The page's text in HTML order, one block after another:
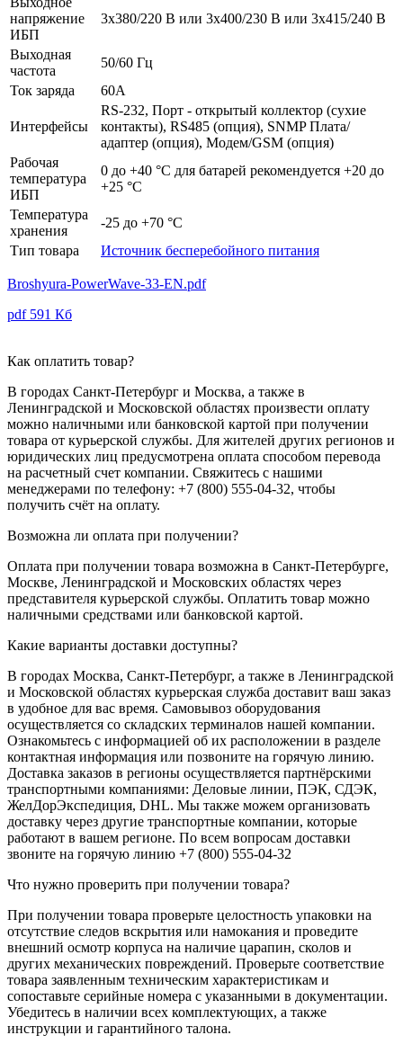
напряжение
ИБП
3x380/220 В или 3x400/230 В или 3x415/240 В
Выходная
частота
50/60 Гц
Ток заряда
60А
Интерфейсы
RS-232, Порт - открытый коллектор (сухие
контакты), RS485 (опция), SNMP Плата/
адаптер (опция), Модем/GSM (опция)
Рабочая
температура
ИБП
0 до +40 °С для батарей рекомендуется +20 до
+25 °С
Температура
хранения
-25 до +70 °С
Тип товара
Источник бесперебойного питания
Broshyura-PowerWave-33-EN.pdf
pdf 591 Кб
Как оплатить товар?
В городах Санкт-Петербург и Москва, а также в
Ленинградской и Московской областях произвести оплату
можно наличными или банковской картой при получении
товара от курьерской службы. Для жителей других регионов и
юридических лиц предусмотрена оплата способом перевода
на расчетный счет компании. Свяжитесь с нашими
менеджерами по телефону: +7 (800) 555-04-32, чтобы
получить счёт на оплату.
Возможна ли оплата при получении?
Оплата при получении товара возможна в Санкт-Петербурге,
Москве, Ленинградской и Московских областях через
представителя курьерской службы. Оплатить товар можно
наличными средствами или банковской картой.
Какие варианты доставки доступны?
В городах Москва, Санкт-Петербург, а также в Ленинградской
и Московской областях курьерская служба доставит ваш заказ
в удобное для вас время. Самовывоз оборудования
осуществляется со складских терминалов нашей компании.
Ознакомьтесь с информацией об их расположении в разделе
контактная информация или позвоните на горячую линию.
Доставка заказов в регионы осуществляется партнёрскими
транспортными компаниями: Деловые линии, ПЭК, СДЭК,
ЖелДорЭкспедиция, DHL. Мы также можем организовать
доставку через другие транспортные компании, которые
работают в вашем регионе. По всем вопросам доставки
звоните на горячую линию +7 (800) 555-04-32
Что нужно проверить при получении товара?
При получении товара проверьте целостность упаковки на
отсутствие следов вскрытия или намокания и проведите
внешний осмотр корпуса на наличие царапин, сколов и
других механических повреждений. Проверьте соответствие
товара заявленным техническим характеристикам и
сопоставьте серийные номера с указанными в документации.
Убедитесь в наличии всех комплектующих, а также
инструкции и гарантийного талона.